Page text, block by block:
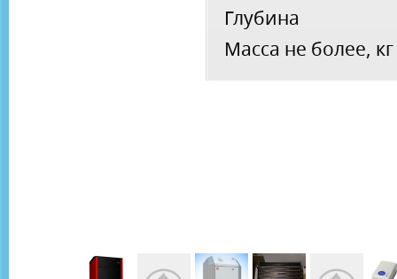
Глубина
Масса не более, кг